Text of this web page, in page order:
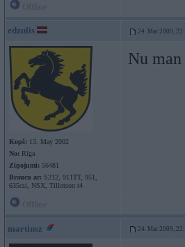
edzulis 24. Mar 2009,
Kopš: 13. May 2002
No: Rīga
Ziņojumi: 56481
Braucu ar: S212, 911TT, 951,
635csi, NSX, Tillotson t4
Nu
martinsz 24. Mar 2009,